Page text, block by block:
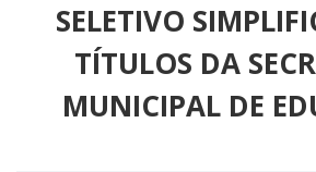
SELETIVO
TÍTULOS DA
MUNICIPAL DE